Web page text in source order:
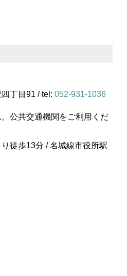
丁目91 / tel: 052-931-1036
公共交通機関をご利用くだ
徒歩13分 / 名城線市役所駅